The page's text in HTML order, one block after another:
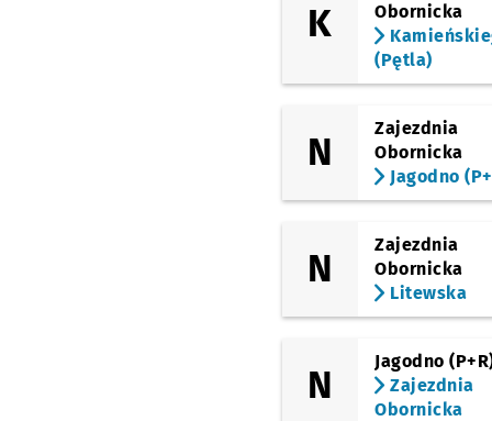
K
Obornicka
(Pętla)
N
Zajezdnia
Obornicka
Jagodno
N
Zajezdnia
Obornicka
Litewska
N
Jagodno
Zajezdnia
Obornicka